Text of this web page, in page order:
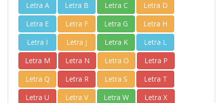
Letra A Letra B Letra C
Letra D
Letra E
Letra F Letra G
Letra H
Letra I
Letra J Letra K
Letra L
Letra M
Letra N Letra O
Letra P
Letra Q
Letra R Letra S
Letra T
Letra U
Letra V Letra W
Letra X